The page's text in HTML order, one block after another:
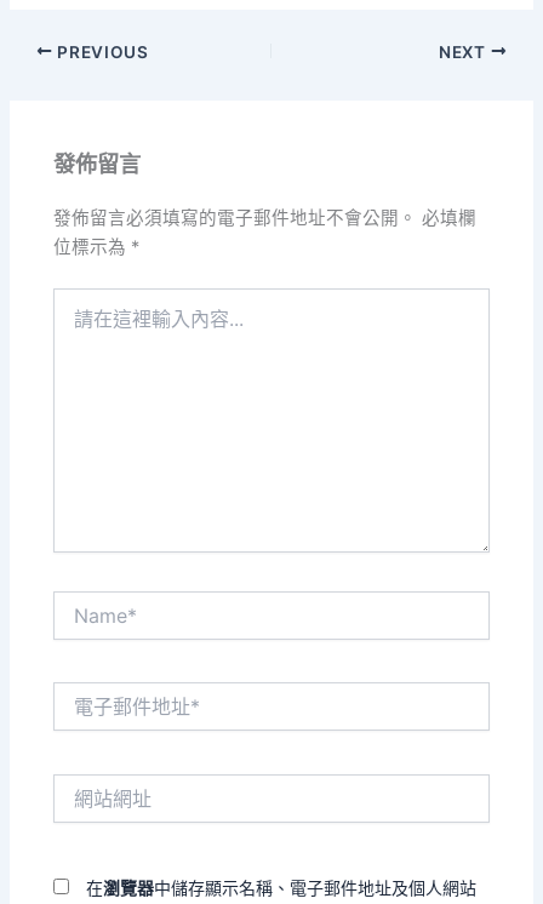
PREVIOUS NEXT
發佈留言
發佈留言必須填寫的電子郵件地址不會公開。 必填欄
位標示為 *
在瀏覽器中儲存顯示名稱、電子郵件地址及個人網站